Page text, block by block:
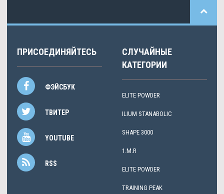
ПРИСОЕДИНЯЙТЕСЬ
ФЭЙСБУК
ТВИТЕР
YOUTUBE
RSS
СЛУЧАЙНЫЕ
КАТЕГОРИИ
ELITE POWDER
ILIUM STANABOLIC
SHAPE 3000
1.M.R
ELITE POWDER
TRAINING PEAK